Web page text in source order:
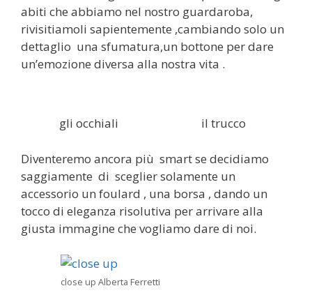
abiti che abbiamo nel nostro guardaroba,
rivisitiamoli sapientemente ,cambiando solo un
dettaglio una sfumatura,un bottone per dare
un’emozione diversa alla nostra vita .
gli occhiali il trucco
Diventeremo ancora più smart se decidiamo
saggiamente di sceglier solamente un
accessorio un foulard , una borsa , dando un
tocco di eleganza risolutiva per arrivare alla
giusta immagine che vogliamo dare di noi.
close up Alberta Ferretti